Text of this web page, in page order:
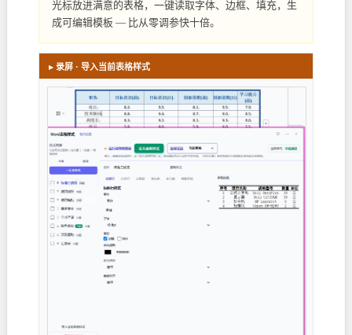
光标放进满意的表格，一键读取字体、边框、填充，生
成可编辑模板 — 比从零调参快十倍。
▸ 录屏 · 导入当前表格样式